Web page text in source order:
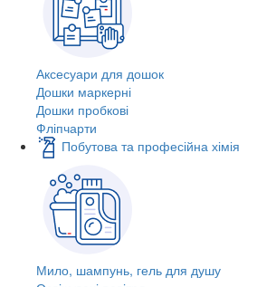
Аксесуари для дошок
Дошки маркерні
Дошки пробкові
Фліпчарти
Побутова та професійна хімія
Мило, шампунь, гель для душу